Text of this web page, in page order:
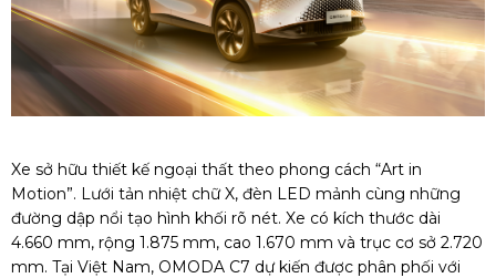
Xe sở hữu thiết kế ngoại thất theo phong cách “Art in
Motion”. Lưới tản nhiệt chữ X, đèn LED mảnh cùng những
đường dập nổi tạo hình khối rõ nét. Xe có kích thước dài
4.660 mm, rộng 1.875 mm, cao 1.670 mm và trục cơ sở 2.720
mm. Tại Việt Nam, OMODA C7 dự kiến được phân phối với